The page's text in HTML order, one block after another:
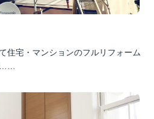
住宅・マンションのフルリフォーム